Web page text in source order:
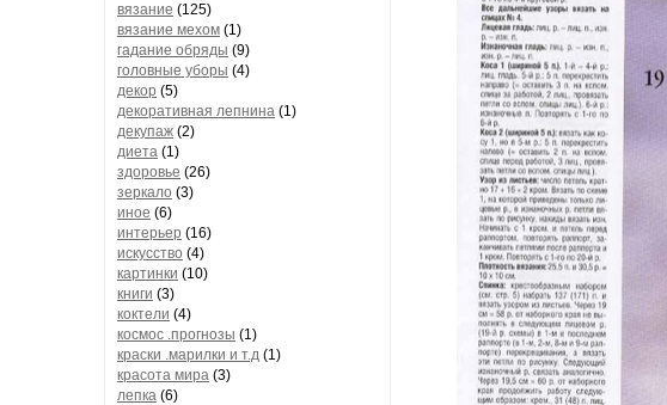
вязание (125)
вязание мехом (1)
гадание обряды (9)
головные уборы (4)
декор (5)
декоративная лепнина (1)
декупаж (2)
диета (1)
здоровье (26)
зеркало (3)
иное (6)
интерьер (16)
искусство (4)
картинки (10)
книги (3)
коктели (4)
космос .прогнозы (1)
краски .марилки и т.д (1)
красота мира (3)
лепка (6)